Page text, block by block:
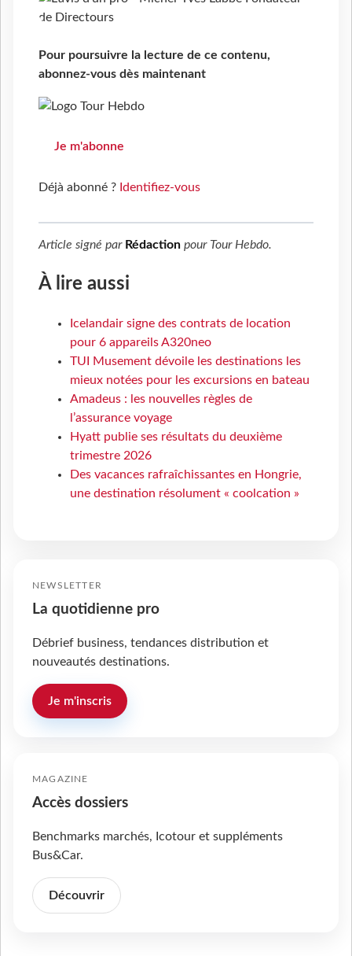
Pour poursuivre la lecture de ce contenu,
abonnez-vous dès maintenant
Je m'abonne
Déjà abonné ? Identifiez-vous
Article signé par Rédaction pour Tour Hebdo.
À lire aussi
Icelandair signe des contrats de location
pour 6 appareils A320neo
TUI Musement dévoile les destinations les
mieux notées pour les excursions en bateau
Amadeus : les nouvelles règles de
l’assurance voyage
Hyatt publie ses résultats du deuxième
trimestre 2026
Des vacances rafraîchissantes en Hongrie,
une destination résolument « coolcation »
NEWSLETTER
La quotidienne pro
Débrief business, tendances distribution et
nouveautés destinations.
Je m'inscris
MAGAZINE
Accès dossiers
Benchmarks marchés, Icotour et suppléments
Bus&Car.
Découvrir